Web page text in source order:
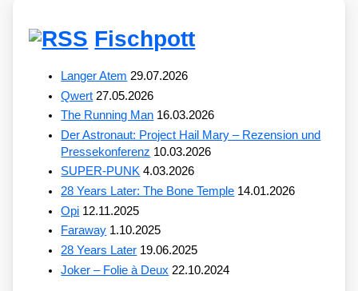
Fischpott
Langer Atem 29.07.2026
Qwert 27.05.2026
The Running Man 16.03.2026
Der Astronaut: Project Hail Mary – Rezension und
Pressekonferenz 10.03.2026
SUPER-PUNK 4.03.2026
28 Years Later: The Bone Temple 14.01.2026
Opi 12.11.2025
Faraway 1.10.2025
28 Years Later 19.06.2025
Joker – Folie à Deux 22.10.2024